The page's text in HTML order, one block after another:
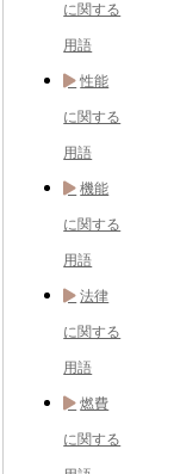
に関する
用語
性能
に関する
用語
機能
に関する
用語
法律
に関する
用語
燃費
に関する